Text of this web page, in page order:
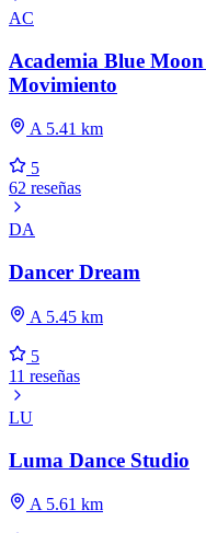
AC
Academia Blue
Movimiento
A 5.41 km
5
62 reseñas
DA
Dancer Dream
A 5.45 km
5
11 reseñas
LU
Luma Dance Studio
A 5.61 km